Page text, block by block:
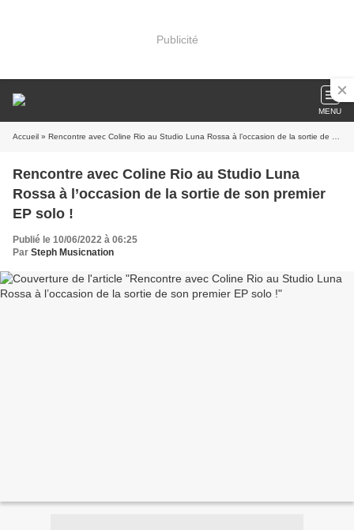
Publicité
MENU
Accueil » Rencontre avec Coline Rio au Studio Luna Rossa à l’occasion de la sortie de son premier EP solo !
Rencontre avec Coline Rio au Studio Luna
Rossa à l’occasion de la sortie de son premier
EP solo !
Publié le 10/06/2022 à 06:25
Par Steph Musicnation